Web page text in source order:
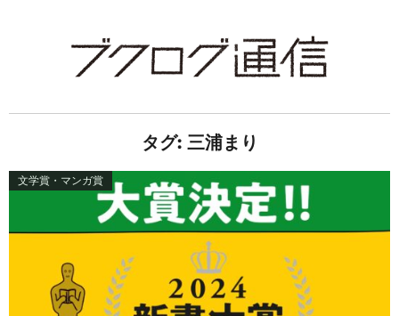
タグ: 三浦まり
文学賞・マンガ賞